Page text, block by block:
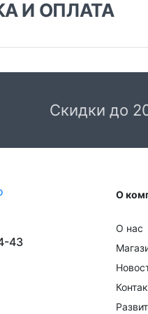
И ОПЛАТА
и области
выдачи СДЭК доставка
выдачи осуществляется
заказов.
1 до 2 дней.
товаров и
товара
Скидки до
О
О нас
43